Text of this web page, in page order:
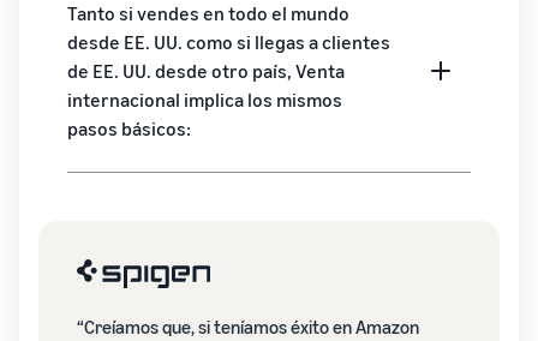
Tanto si vendes en todo el mundo
desde EE. UU. como si llegas a clientes
de EE. UU. desde otro país, Venta
internacional implica los mismos
pasos básicos:
“Creíamos que, si teníamos éxito en Amazon